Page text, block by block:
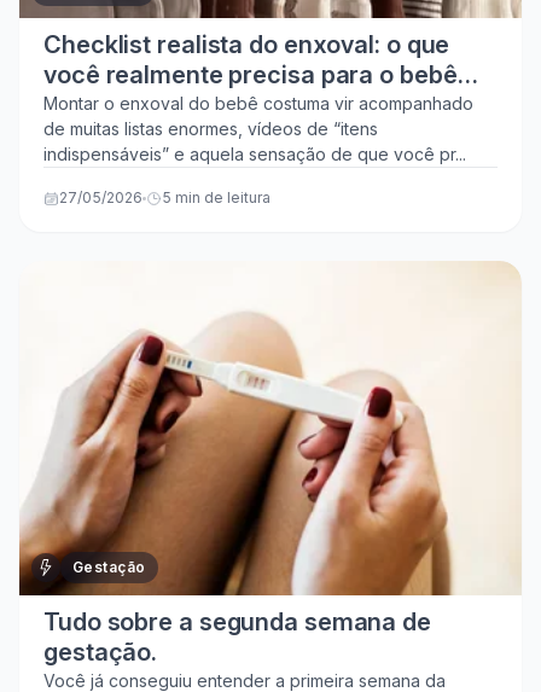
Checklist realista do enxoval: o que
você realmente precisa para o bebê
(sem exageros)
Montar o enxoval do bebê costuma vir acompanhado
de muitas listas enormes, vídeos de “itens
indispensáveis” e aquela sensação de que você pr...
27/05/2026 5 min de leitura
Gestação
Tudo sobre a segunda semana de
gestação.
Você já conseguiu entender a primeira semana da